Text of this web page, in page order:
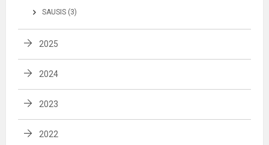
SAUSIS (3)
2025
2024
2023
2022